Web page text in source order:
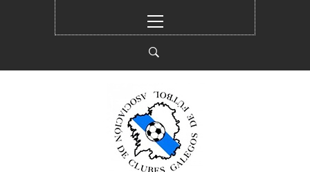
principal